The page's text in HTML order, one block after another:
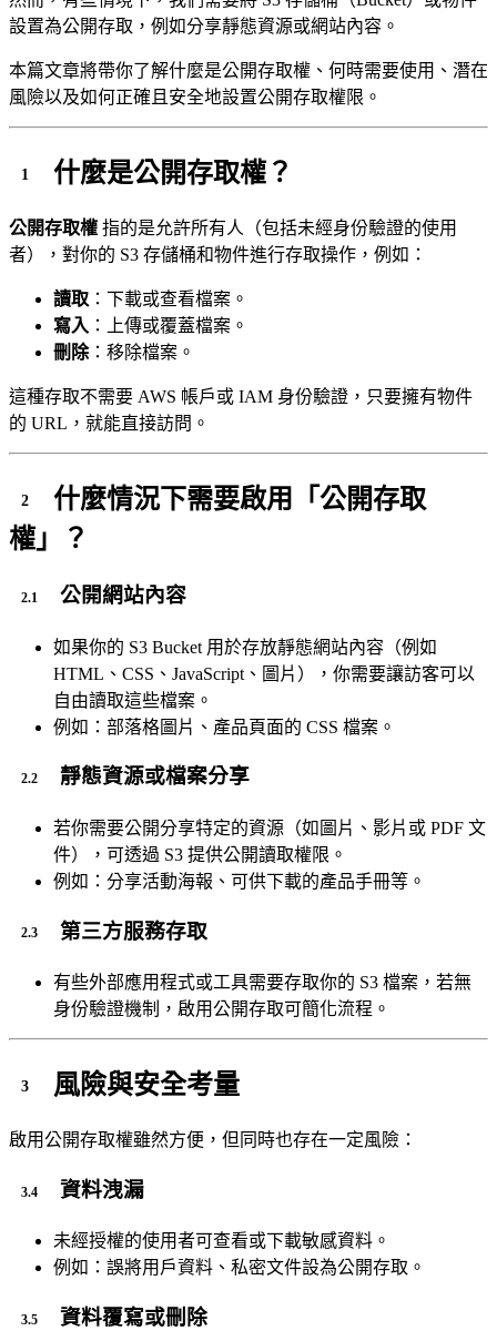
設置為公開存取，例如分享靜態資源或網站內容。
本篇文章將帶你了解什麼是公開存取權、何時需要使用、潛在
風險以及如何正確且安全地設置公開存取權限。
什麼是公開存取權？
公開存取權 指的是允許所有人（包括未經身份驗證的使用
者），對你的 S3 存儲桶和物件進行存取操作，例如：
讀取 ：下載或查看檔案。
寫入 ：上傳或覆蓋檔案。
刪除：移除檔案。
這種存取不需要 AWS 帳戶或 IAM 身份驗證，只要擁有物件
的 URL，就能直接訪問。
什麼情況下需要啟用「公開存取
權」？
公開網站內容
如果你的 S3 Bucket 用於存放靜態網站內容（例如
HTML、CSS、JavaScript、圖片），你需要讓訪客可以
自由讀取這些檔案。
例如：部落格圖片、產品頁面的 CSS 檔案。
靜態資源或檔案分享
若你需要公開分享特定的資源（如圖片、影片或 PDF 文
件），可透過 S3 提供公開讀取權限。
例如：分享活動海報、可供下載的產品手冊等。
第三方服務存取
有些外部應用程式或工具需要存取你的 S3 檔案，若無
身份驗證機制，啟用公開存取可簡化流程。
風險與安全考量
啟用公開存取權雖然方便，但同時也存在一定風險：
資料洩漏
未經授權的使用者可查看或下載敏感資料。
例如：誤將用戶資料、私密文件設為公開存取。
資料覆寫或刪除